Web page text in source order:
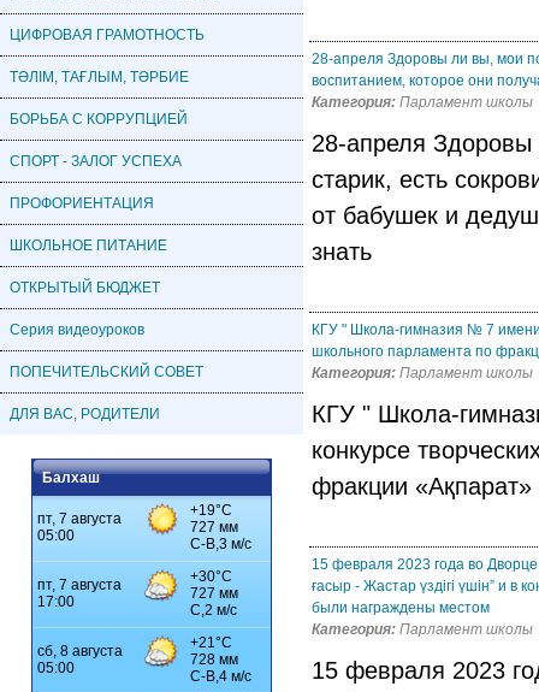
ЦИФРОВАЯ ГРАМОТНОСТЬ
ТӘЛІМ, ТАҒЛЫМ, ТӘРБИЕ
БОРЬБА С КОРРУПЦИЕЙ
СПОРТ - ЗАЛОГ УСПЕХА
ПРОФОРИЕНТАЦИЯ
ШКОЛЬНОЕ ПИТАНИЕ
ОТКРЫТЫЙ БЮДЖЕТ
Серия видеоуроков
ПОПЕЧИТЕЛЬСКИЙ СОВЕТ
ДЛЯ ВАС, РОДИТЕЛИ
Балхаш
28-апреля Здоровы ли вы, мои
воспитанием, которое они
Категория: Парламент школы
28-апреля
старик, есть
от бабушек и
знать
КГУ " Школа-гимназия № 7 имени
школьного парламента по
Категория: Парламент школы
КГУ " Школа-
конкурсе
фракции «Ақпарат»
15 февраля 2023 года во
ғасыр - Жастар үздігі үшін” и
были награждены местом
Категория: Парламент школы
15 февраля 2023